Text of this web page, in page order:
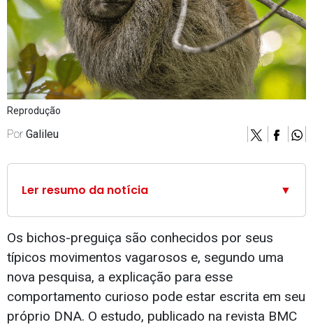
Reprodução
Por Galileu
Ler resumo da notícia ▼
Os bichos-preguiça são conhecidos por seus
típicos movimentos vagarosos e, segundo uma
nova pesquisa, a explicação para esse
comportamento curioso pode estar escrita em seu
próprio DNA. O estudo, publicado na revista BMC